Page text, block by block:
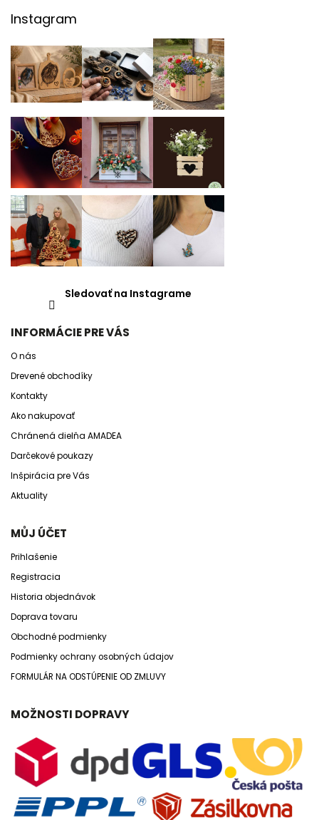
Instagram
Sledovať na Instagrame
INFORMÁCIE PRE VÁS
O nás
Drevené obchodíky
Kontakty
Ako nakupovať
Chránená dielňa AMADEA
Darčekové poukazy
Inšpirácia pre Vás
Aktuality
MŮJ ÚČET
Prihlašenie
Registracia
Historia objednávok
Doprava tovaru
Obchodné podmienky
Podmienky ochrany osobných údajov
FORMULÁR NA ODSTÚPENIE OD ZMLUVY
MOŽNOSTI DOPRAVY